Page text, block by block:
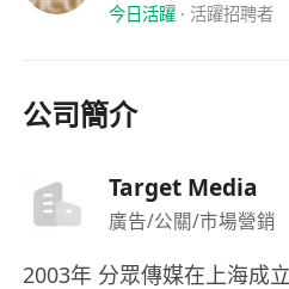
4、語言能力：流利廣東話
5、附加加分項：具有香港
源；熟悉香港各區樓盤分布
今日活躍· 活躍招聘者
公司簡介
Target Media
廣告/公關/市場營銷
2003年 分眾傳媒在上海成